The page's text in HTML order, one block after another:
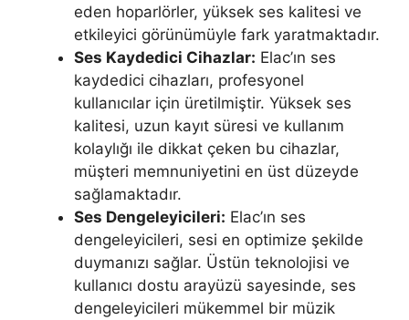
eden hoparlörler, yüksek ses kalitesi ve
etkileyici görünümüyle fark yaratmaktadır.
Ses Kaydedici Cihazlar: Elac’ın ses
kaydedici cihazları, profesyonel
kullanıcılar için üretilmiştir. Yüksek ses
kalitesi, uzun kayıt süresi ve kullanım
kolaylığı ile dikkat çeken bu cihazlar,
müşteri memnuniyetini en üst düzeyde
sağlamaktadır.
Ses Dengeleyicileri: Elac’ın ses
dengeleyicileri, sesi en optimize şekilde
duymanızı sağlar. Üstün teknolojisi ve
kullanıcı dostu arayüzü sayesinde, ses
dengeleyicileri mükemmel bir müzik